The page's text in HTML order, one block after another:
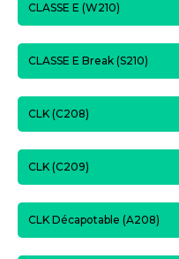
CLASSE E (W210)
CLASSE E Break (S210)
CLK (C208)
CLK (C209)
CLK Décapotable (A208)